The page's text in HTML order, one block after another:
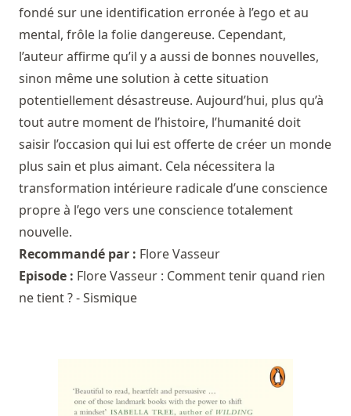
fondé sur une identification erronée à l’ego et au
mental, frôle la folie dangereuse. Cependant,
l’auteur affirme qu’il y a aussi de bonnes nouvelles,
sinon même une solution à cette situation
potentiellement désastreuse. Aujourd’hui, plus qu’à
tout autre moment de l’histoire, l’humanité doit
saisir l’occasion qui lui est offerte de créer un monde
plus sain et plus aimant. Cela nécessitera la
transformation intérieure radicale d’une conscience
propre à l’ego vers une conscience totalement
nouvelle.
Recommandé par : Flore Vasseur
Episode : Flore Vasseur : Comment tenir quand rien
ne tient ? - Sismique